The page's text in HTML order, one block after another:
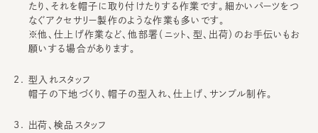
たり、それを帽子に取り付けたりする作業です。細かいパーツをつ
なぐアクセサリー製作のような作業も多いです。
※他、仕上げ作業など、他部署（ニット、型、出荷）のお手伝いもお
願いする場合があります。
型入れスタッフ
帽子の下地づくり、帽子の型入れ、仕上げ、サンプル制作。
出荷、検品スタッフ